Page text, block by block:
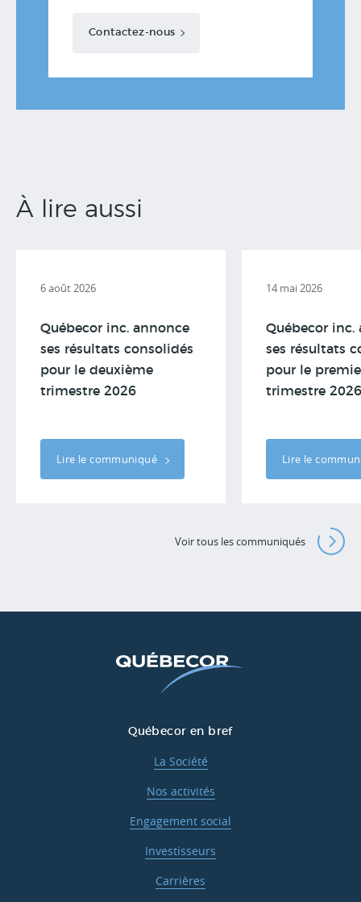
Contactez-nous
À lire aussi
6 août 2026
Québecor inc. annonce
ses résultats consolidés
pour le deuxième
trimestre 2026
Lire le communiqué
14 mai 2026
Québecor inc.
ses résultats
pour le
trimestre 2026
Lire le
Voir tous les communiqués
Québecor en bref
La Société
Nos activités
Engagement social
Investisseurs
Carrières